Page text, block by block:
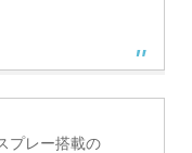
プレー搭載の